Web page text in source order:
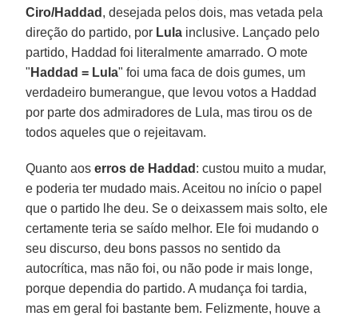
Ciro/Haddad , desejada pelos dois, mas vetada pela
direção do partido, por Lula inclusive. Lançado pelo
partido, Haddad foi literalmente amarrado. O mote
" Haddad = Lula" foi uma faca de dois gumes, um
verdadeiro bumerangue, que levou votos a Haddad
por parte dos admiradores de Lula, mas tirou os de
todos aqueles que o rejeitavam.
Quanto aoserros de Haddad : custou muito a mudar,
e poderia ter mudado mais. Aceitou no início o papel
que o partido lhe deu. Se o deixassem mais solto, ele
certamente teria se saído melhor. Ele foi mudando o
seu discurso, deu bons passos no sentido da
autocrítica, mas não foi, ou não pode ir mais longe,
porque dependia do partido. A mudança foi tardia,
mas em geral foi bastante bem. Felizmente, houve a